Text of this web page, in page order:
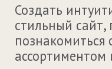
Создать
стильный сайт,
познакомиться
ассортиментом